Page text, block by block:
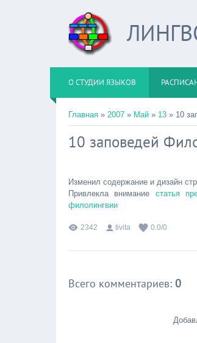
О СТУДИИ ЯЗЫКОВ
Главная » 2007 » Май » 13 » 10
10 заповедей
Изменил содержание и дизайн
Привлекла внимание статья
филолингвии
2342 tivita 0.0/0
Всего комментариев: 0